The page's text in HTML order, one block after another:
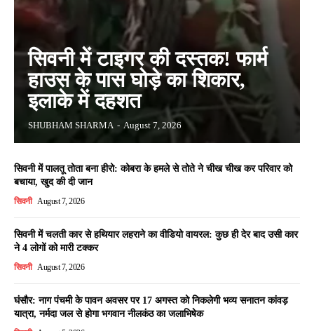
सिवनी में टाइगर की दस्तक! फार्म
हाउस के पास घोड़े का शिकार,
इलाके में दहशत
SHUBHAM SHARMA - August 7, 2026
सिवनी में पालतू तोता बना हीरो: कोबरा के हमले से तोते ने चीख चीख कर परिवार को
बचाया, खुद की दी जान
सिवनी August 7, 2026
सिवनी में चलती कार से हथियार लहराने का वीडियो वायरल: कुछ ही देर बाद उसी कार
ने 4 लोगों को मारी टक्कर
सिवनी August 7, 2026
घंसौर: नाग पंचमी के पावन अवसर पर 17 अगस्त को निकलेगी भव्य सनातन कांवड़
यात्रा, नर्मदा जल से होगा भगवान नीलकंठ का जलाभिषेक